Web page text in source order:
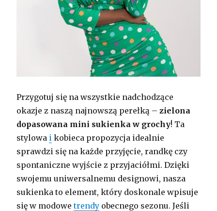
Przygotuj się na wszystkie nadchodzące
okazje z naszą najnowszą perełką –zielona
dopasowana mini sukienka w grochy! Ta
stylowa i kobieca propozycja idealnie
sprawdzi się na każde przyjęcie, randkę czy
spontaniczne wyjście z przyjaciółmi. Dzięki
swojemu uniwersalnemu designowi, nasza
sukienka to element, który doskonale wpisuje
się w modowetrendy obecnego sezonu. Jeśli